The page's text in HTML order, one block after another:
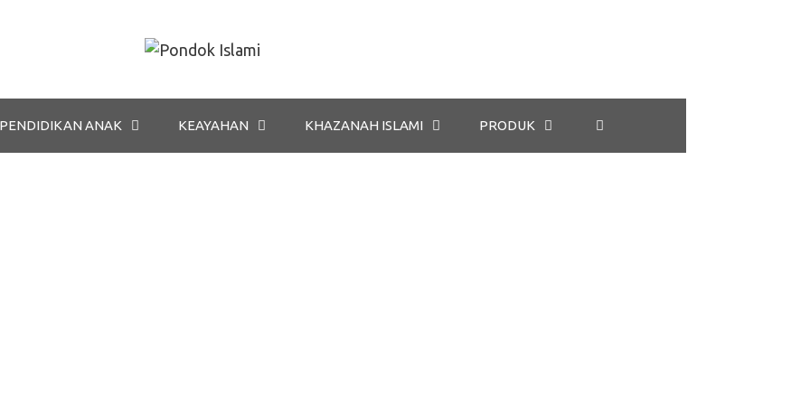
PENDIDIKAN ANAK KEAYAHAN KHAZANAH ISLAMI PRODUK